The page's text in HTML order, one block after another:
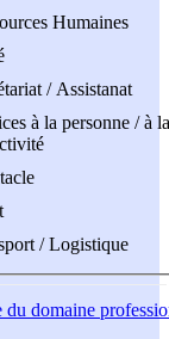
Humaines
/ Assistanat
à la personne / à la
/ Logistique
domaine